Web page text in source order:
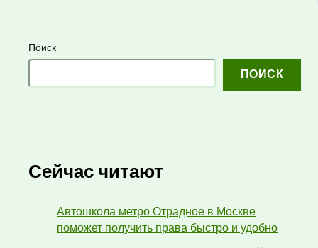
Поиск
ПОИСК
Сейчас читают
Автошкола метро Отрадное в Москве
поможет получить права быстро и удобно